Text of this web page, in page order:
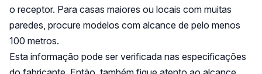
o receptor. Para casas maiores ou locais com muitas
paredes, procure modelos com alcance de pelo menos
100 metros.
Esta informação pode ser verificada nas especificações